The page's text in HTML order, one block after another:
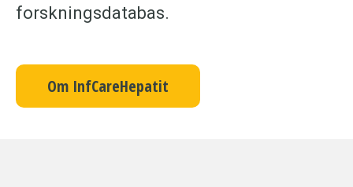
forskningsdatabas.
Om InfCareHepatit